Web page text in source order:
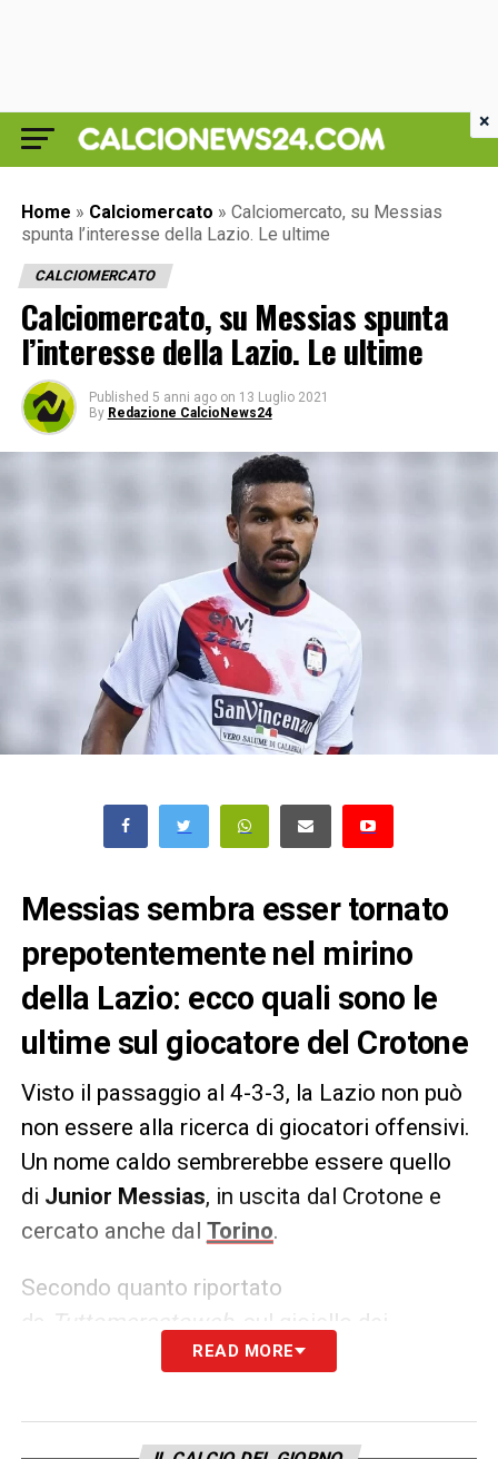
Home » Calciomercato » Calciomercato, su Messias
spunta l’interesse della Lazio. Le ultime
CALCIOMERCATO
Calciomercato, su Messias spunta
l’interesse della Lazio. Le ultime
Published 5 anni ago on 13 Luglio 2021
By Redazione CalcioNews24
Messias sembra esser tornato
prepotentemente nel mirino
della Lazio: ecco quali sono le
ultime sul giocatore del Crotone
Visto il passaggio al 4-3-3, la Lazio non può
non essere alla ricerca di giocatori offensivi.
Un nome caldo sembrerebbe essere quello
di Junior Messias, in uscita dal Crotone e
cercato anche dal Torino.
Secondo quanto riportato
da
Tuttomercatoweb,
sul gioiello dei
calabresi ci sarebbero tante squadre, ma i
grande prepotenza. Non resta che attendere
READ MORE
×